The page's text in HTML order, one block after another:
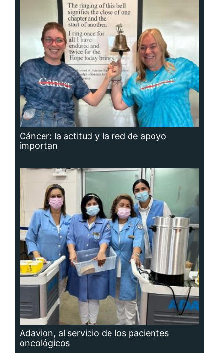
Cáncer: la actitud y la red de apoyo
importan
Adavion, al servicio de los pacientes
oncológicos